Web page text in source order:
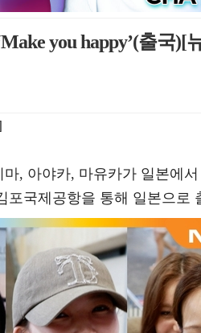
you happy’(출국)[
, 아야카, 마유카가 일본에
포국제공항을 통해 일본으로